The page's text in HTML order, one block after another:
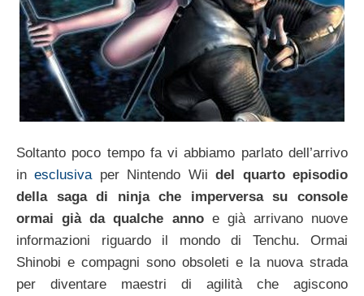
Soltanto poco tempo fa vi abbiamo parlato dell’arrivo
inesclusivaper Nintendo Wiidel quarto episodio
della saga di ninja che imperversa su console
ormai già da qualche annoe già arrivano nuove
informazioni riguardo il mondo di Tenchu. Ormai
Shinobi e compagni sono obsoleti e la nuova strada
per diventare maestri di agilità che agiscono